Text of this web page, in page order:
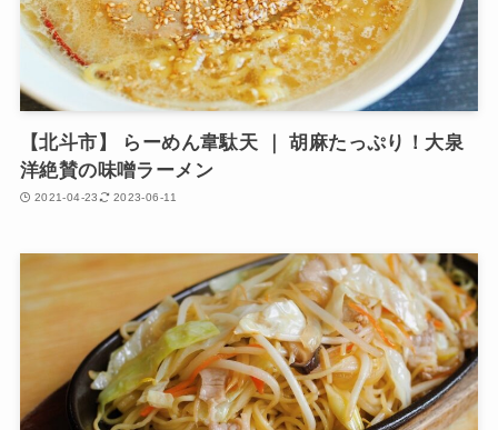
【北斗市】 らーめん韋駄天 ｜ 胡麻たっぷり！大泉
洋絶賛の味噌ラーメン
2021-04-23 2023-06-11